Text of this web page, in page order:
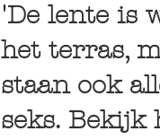
'De lente is
het terras,
staan ook
seks.